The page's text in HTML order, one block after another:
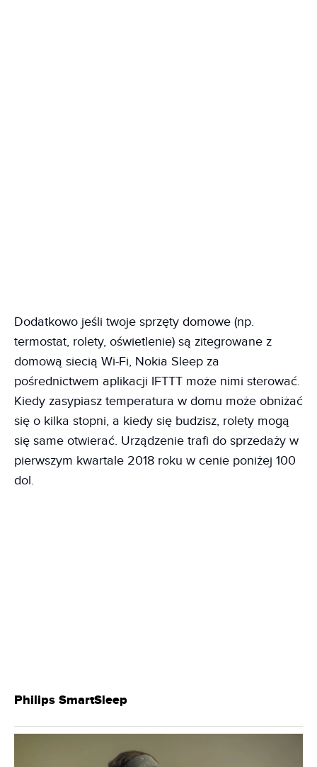
Dodatkowo jeśli twoje sprzęty domowe (np.
termostat, rolety, oświetlenie) są zitegrowane z
domową siecią Wi-Fi, Nokia Sleep za
pośrednictwem aplikacji IFTTT może nimi sterować.
Kiedy zasypiasz temperatura w domu może obniżać
się o kilka stopni, a kiedy się budzisz, rolety mogą
się same otwierać. Urządzenie trafi do sprzedaży w
pierwszym kwartale 2018 roku w cenie poniżej 100
dol.
Philips SmartSleep